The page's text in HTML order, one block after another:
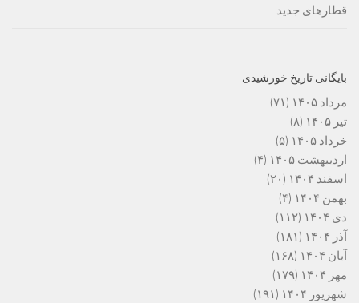
قطارهای جدید
بایگانی تاریخ خورشیدی
مرداد ۱۴۰۵
(۷۱)
تیر ۱۴۰۵
(۸)
خرداد ۱۴۰۵
(۵)
اردیبهشت ۱۴۰۵
(۴)
اسفند ۱۴۰۴
(۲۰)
بهمن ۱۴۰۴
(۴)
دی ۱۴۰۴
(۱۱۲)
آذر ۱۴۰۴
(۱۸۱)
آبان ۱۴۰۴
(۱۶۸)
مهر ۱۴۰۴
(۱۷۹)
شهریور ۱۴۰۴
(۱۹۱)